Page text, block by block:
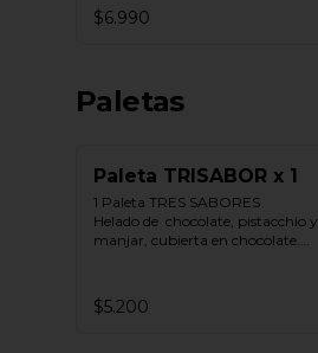
$6.990
Paletas
Paleta TRISABOR x 1
1 Paleta TRES SABORES
Helado de  chocolate, pistacchio y
manjar, cubierta en chocolate.
**FOTO REFERENCIAL**
$5.200